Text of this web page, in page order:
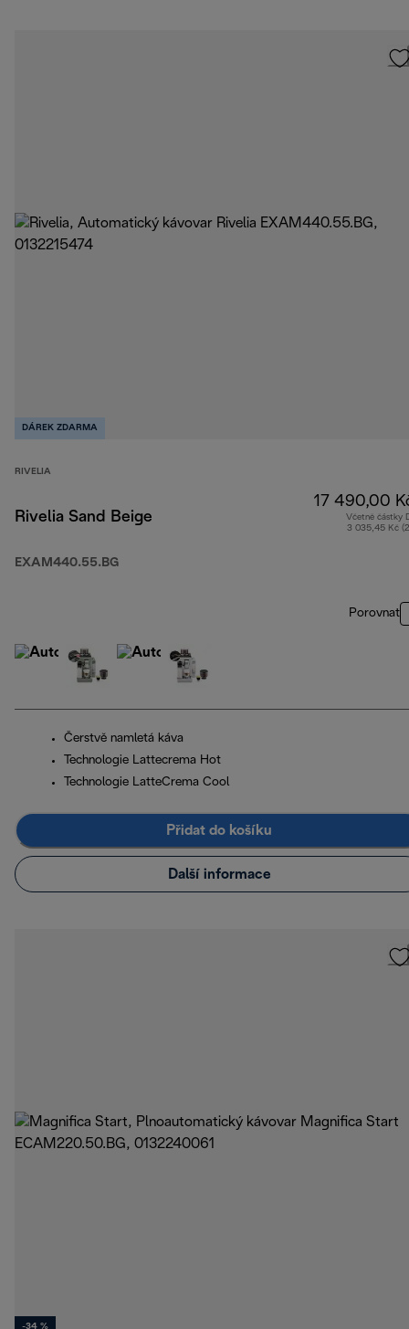
DÁREK ZDARMA
RIVELIA
Rivelia Sand Beige
EXAM440.55.BG
17 490,00
Včetně částky
3 035,45 Kč
Porovnat
Čerstvě namletá káva
Technologie Lattecrema Hot
Technologie LatteCrema Cool
Přidat do košíku
Další informace
-34 %